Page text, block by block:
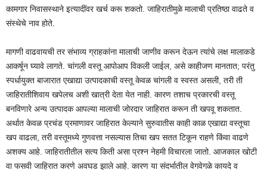
कामगार निवासस्थाने इत्यादींवर खर्च करू शकतो. जाहिरातीमुळे मालाची प्रतिष्ठा वाढते व
संस्थेचे नाव होते.
मागणी वाढवायची तर संभाव्य ग्राहकांना मालाची जाणीव करून देऊन त्यांचे लक्ष मालाकडे
आकर्षून घ्यावे लागते. चांगली वस्तू आपोआप विकली जाईल, असे काहीजण मानतात; परंतु
स्पर्धायुक्त बाजारात एखाद्या उत्पादकाची वस्तू केवळ चांगली व स्वस्त असली, तरी ती
जाहिरातीशिवाय खपेलच अशी खात्री देता येत नाही. कारण तशाच प्रकारची वस्तू
बनविणारे अन्य उत्पादक आपल्या मालाची जोरदार जाहिरात करून ती खपवू शकतात.
अर्थात केवळ प्रचंड प्रमाणावर जाहिरात केल्याने सुरुवातीस काही काळ एखाद्या वस्तूचा
खप वाढला, तरी वस्तूमध्ये गुणवत्ता नसल्यास तिचा खप सतत टिकून राहणे किंवा वाढणे
अशक्य आहे. जाहिरातीतील सत्य किती असा प्रश्न नेहमी विचारला जातो. आजकाल खोटी
वा फसवी जाहिरात करणे अवघड झाले आहे. कारण या संदर्भातील वेगवेगळे कायदे व